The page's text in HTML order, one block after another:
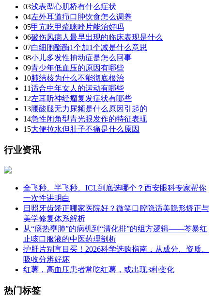
03浅表型心肌桥有什么症状
04左外耳道疖口肿饮食怎么调养
05甲亢吃甲巯咪唑片能治好吗
06破伤风病人最早出现的临床表现是什么
07白细胞酯酶1个加1个减是什么意思
08小儿多发性抽动症是怎么回事
09青少年低血压的原因有哪些
10肺结核为什么不能彻底根治
11适合中年女人的运动有哪些
12左耳听神经瘤复发症状有哪些
13腰酸腿无力尿频是什么原因引起的
14急性闭角型青光眼发作的特征表现
15大便拉水但肚子不痛是什么原因
行业资讯
全飞秒、半飞秒、ICL到底选哪个？西安眼科专家帮你
一次性讲明白
日照牙齿矫正哪家医院好？微笑口腔隐适美隐形矫正与
美学修复体系解析
从“痰热壅肺”的病机到“清化排”的组方逻辑——芩暴红
止咳口服液的中医药理剖析
护肝片别盲目买！2026科学选购指南，从成分、资质、
吸收分辨好坏
红薯，高血压患者常吃红薯，或出现3种变化
热门标签